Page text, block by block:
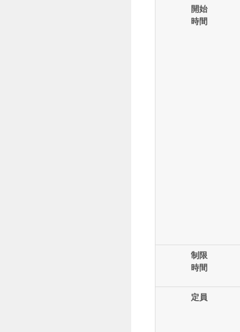
開始
時間
制限
時間
定員